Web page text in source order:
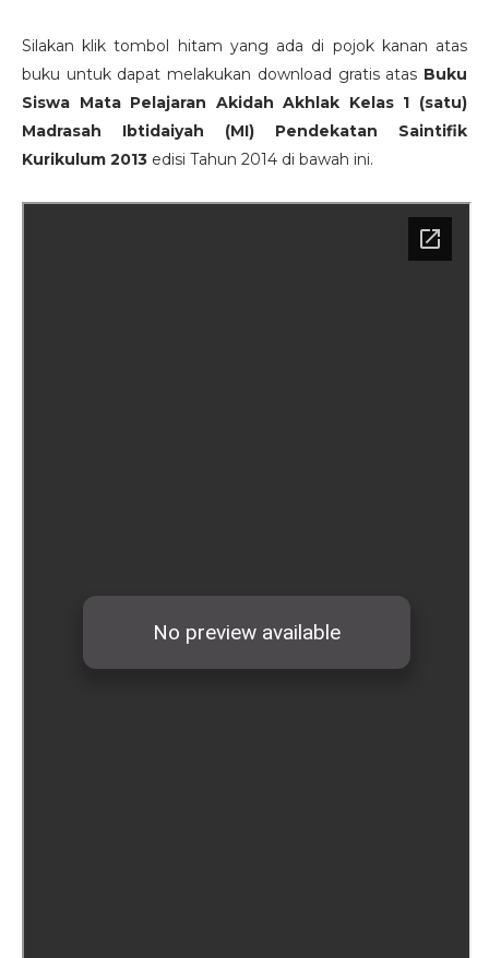
Silakan klik tombol hitam yang ada di pojok kanan atas
buku untuk dapat melakukan download gratis atas Buku
Siswa Mata Pelajaran Akidah Akhlak Kelas 1 (satu)
Madrasah Ibtidaiyah (MI) Pendekatan Saintifik
Kurikulum 2013 edisi Tahun 2014 di bawah ini.